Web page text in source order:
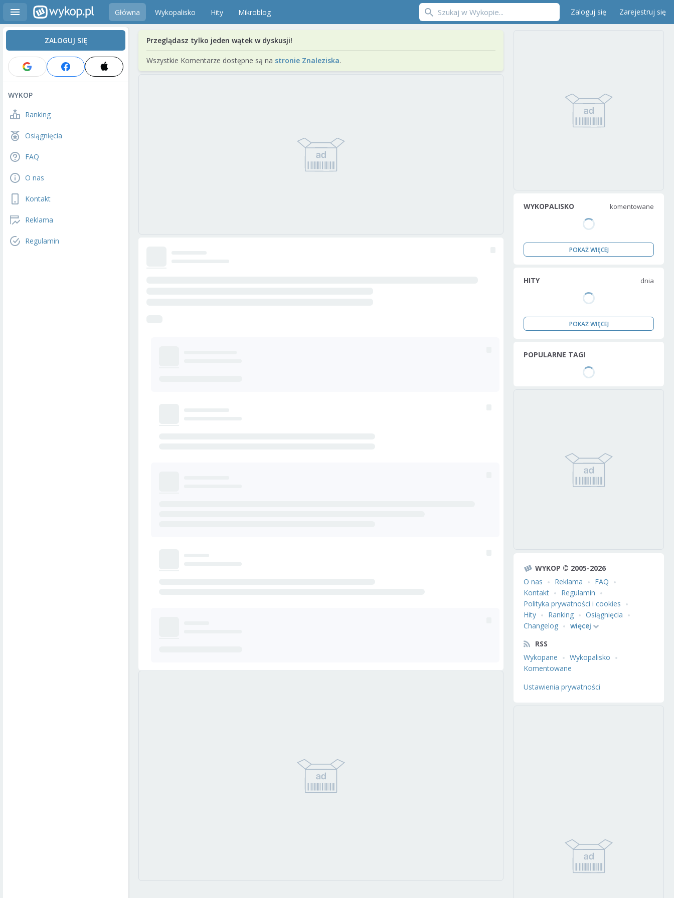
Główna Wykopalisko Hity Mikroblog Zaloguj się Zarejestruj się
ZALOGUJ SIĘ
WYKOP
Ranking
Osiągnięcia
FAQ
O nas
Kontakt
Reklama
Regulamin
Przeglądasz tylko jeden wątek w dyskusji!
Wszystkie Komentarze dostępne są na stronie Znaleziska.
WYKOPALISKO komentowane
POKAŻ WIĘCEJ
HITY dnia
POKAŻ WIĘCEJ
POPULARNE TAGI
WYKOP © 2005-2026
O nas
Reklama
FAQ
Kontakt
Regulamin
Polityka prywatności i cookies
Hity
Ranking
Osiągnięcia
Changelog
więcej
RSS
Wykopane
Wykopalisko
Komentowane
Ustawienia prywatności